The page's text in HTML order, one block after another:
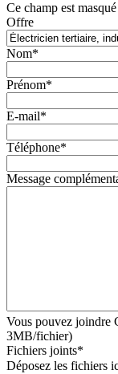
Ce champ est
Offre
Nom*
Prénom*
E-mail*
Téléphone*
Message
Vous pouvez joindre
3MB/fichier)
Fichiers joints*
Déposez les fichiers